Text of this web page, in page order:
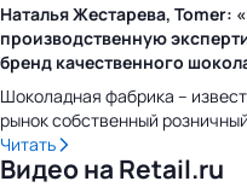
Наталья Жестарева, Tomer:
производственную
бренд качественного
Шоколадная фабрика –
рынок собственный
Читать
Видео на Retail.ru